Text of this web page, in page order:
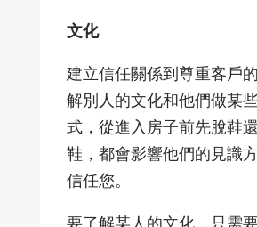
文化
建立信任關係到尊重客戶
解別人的文化和他們做某
式，從進入房子前先脫鞋
鞋，都會影響他們的見識
信任您。